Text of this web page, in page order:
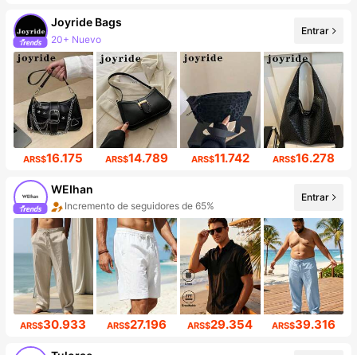
Joyride Bags
20+ Nuevo
Incremento de seguidores de 431%
Entrar
ARS$16.175 ARS$14.789 ARS$11.742 ARS$16.278
WEIhan
Incremento de seguidores de 65%
Entrar
ARS$30.933 ARS$27.196 ARS$29.354 ARS$39.316